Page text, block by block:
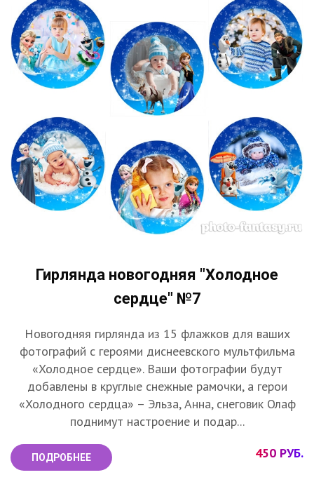
Гирлянда новогодняя "Холодное
сердце" №7
Новогодняя гирлянда из 15 флажков для ваших
фотографий с героями диснеевского мультфильма
«Холодное сердце». Ваши фотографии будут
добавлены в круглые снежные рамочки, а герои
«Холодного сердца» – Эльза, Анна, снеговик Олаф
поднимут настроение и подар...
ПОДРОБНЕЕ 450 РУБ.